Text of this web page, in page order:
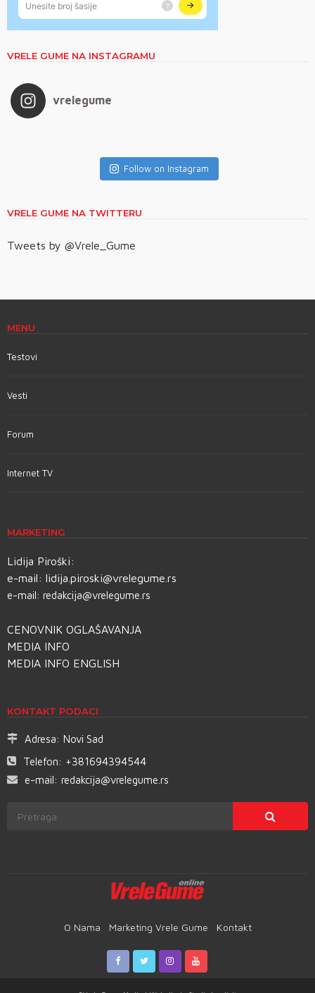
VRELE GUME NA INSTAGRAMU
vrelegume
Follow on Instagram
VRELE GUME NA TWITTERU
Tweets by @Vrele_Gume
MENU
Testovi
Vesti
Forum
Internet TV
MARKETING
Lidija Piroški:
e-mail: lidija.piroski@vrelegume.rs
e-mail: redakcija@vrelegume.rs
CENOVNIK OGLAŠAVANJA
MEDIA INFO
MEDIA INFO ENGLISH
KONTAKT PODACI
Adresa: Novi Sad
Telefon: +381694394544
e-mail: redakcija@vrelegume.rs
O Nama Marketing Vrele Gume Kontakt